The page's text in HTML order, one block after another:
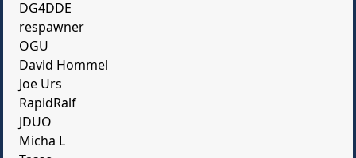
DG4DDE
respawner
OGU
David Hommel
Joe Urs
RapidRalf
JDUO
Micha L